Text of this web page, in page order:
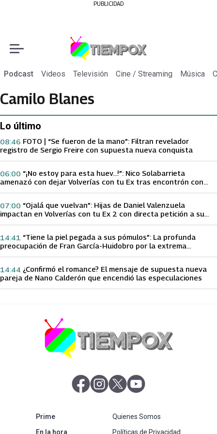
PUBLICIDAD
Podcast Videos Televisión Cine / Streaming Música
Camilo Blanes
Lo último
FOTO | “Se fueron de la mano”: Filtran revelador
registro de Sergio Freire con supuesta nueva conquista
08:46
“¡No estoy para esta huev…!”: Nico Solabarrieta
amenazó con dejar Volverías con tu Ex tras encontrón con
06:00
“Ojalá que vuelvan”: Hijas de Daniel Valenzuela
impactan en Volverías con tu Ex 2 con directa petición a su
07:00
“Tiene la piel pegada a sus pómulos”: La profunda
preocupación de Fran García-Huidobro por la extrema
14:41
¿Confirmó el romance? El mensaje de supuesta nueva
pareja de Nano Calderón que encendió las especulaciones
14:44
abre en nueva pestaña
abre en nueva pestaña
abre en nueva pestaña
Primeabre en nueva pestaña
En la horaabre en nueva pestaña
Quienes Somos
Políticas de Privacidad